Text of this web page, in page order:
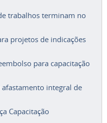
trabalhos terminam no
projetos de indicações
para capacitação
integral de
Capacitação